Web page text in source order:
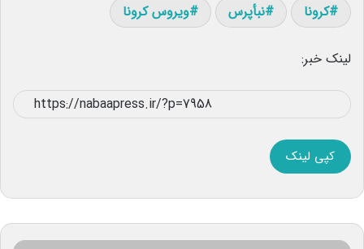
کرونا نبأپرس ویروس کرونا
لینک خبر:
کپی لینک